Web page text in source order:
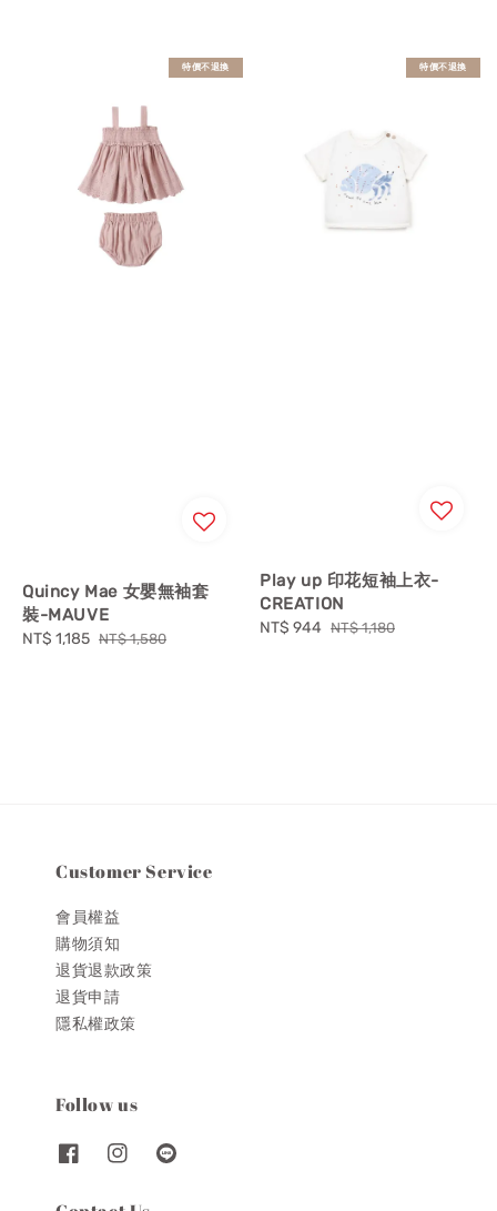
特價不退換
Quincy Mae 女嬰無袖套
裝-MAUVE
Sale
NT$ 1,185 Regular
NT$ 1,580
特價不退換
Play up 印花短袖上衣-
CREATION
Sale
NT$ 944 Regular
NT$ 1,180
Customer Service
會員權益
購物須知
退貨退款政策
退貨申請
隱私權政策
Follow us